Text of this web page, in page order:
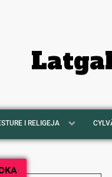
I RELIGEJA